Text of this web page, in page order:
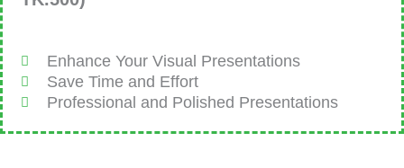
Enhance Your Visual Presentations
Save Time and Effort
Professional and Polished Presentations